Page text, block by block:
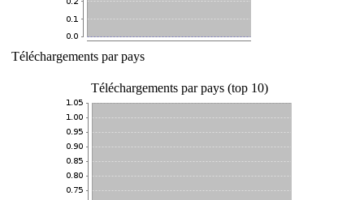
Téléchargements par pays
Téléchargements par pays (top 10)